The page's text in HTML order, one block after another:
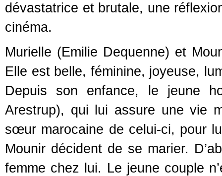
dévastatrice et brutale, une
cinéma.
Murielle (Emilie Dequenne) et
Elle est belle, féminine, joyeuse,
Depuis son enfance, le jeune
Arestrup), qui lui assure une vie
sœur marocaine de celui-ci, pour
Mounir décident de se marier.
femme chez lui. Le jeune couple